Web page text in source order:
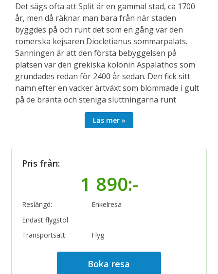
Det sägs ofta att Split är en gammal stad, ca 1700
år, men då räknar man bara från när staden
byggdes på och runt det som en gång var den
romerska kejsaren Diocletianus sommarpalats.
Sanningen är att den första bebyggelsen på
platsen var den grekiska kolonin Aspalathos som
grundades redan för 2400 år sedan. Den fick sitt
namn efter en vacker ärtväxt som blommade i gult
på de branta och steniga sluttningarna runt
samman och skapar en imponerande blandning av
nu och då. Det sagolika antika palatset i stadens
centrum inspirerar och ger upphov till romantiska
dagdrömmar om en tid som flytt. En önskan att
väggar kunde tala känns sällan så ihärdig som just
här. När sorlet lagt sig i de trånga gränderna krävs
det bara en gnutta fantasi och lite god vilja för att
höra ekot av romerska sandaler som klapprar mot
blankslitna gatstenar.
Även om Diocletianus palats ofta används som en
Läs mer
Pris från:
1 890:-
Reslängd:
Enkelresa
Endast flygstol
Transportsätt:
Flyg
Boka resa